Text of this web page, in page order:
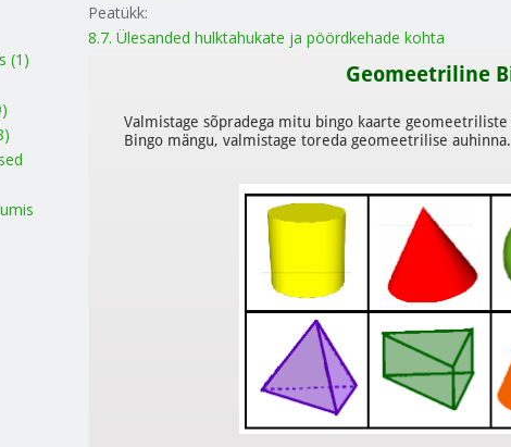
Peatükk:
8.7. Ülesanded hulktahukate ja pöördkehade kohta
(1)